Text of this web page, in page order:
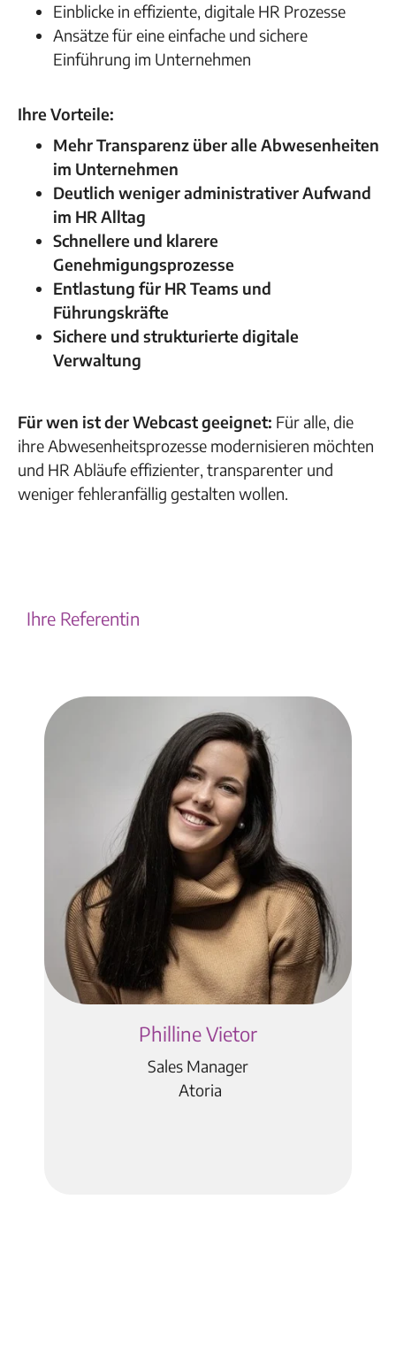
Einblicke in effiziente, digitale HR Prozesse
Ansätze für eine einfache und sichere
Einführung im Unternehmen
Ihre Vorteile:
Mehr Transparenz über alle Abwesenheiten
im Unternehmen
Deutlich weniger administrativer Aufwand
im HR Alltag
Schnellere und klarere
Genehmigungsprozesse
Entlastung für HR Teams und
Führungskräfte
Sichere und strukturierte digitale
Verwaltung
Für wen ist der Webcast geeignet: Für alle, die
ihre Abwesenheitsprozesse modernisieren möchten
und HR Abläufe effizienter, transparenter und
weniger fehleranfällig gestalten wollen.
Ihre Referentin
Philline Vietor
Sales Manager
Atoria